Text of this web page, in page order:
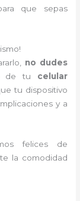
que sepas
no dudes
de tu celular
tu dispositivo
y a
felices de
la comodidad